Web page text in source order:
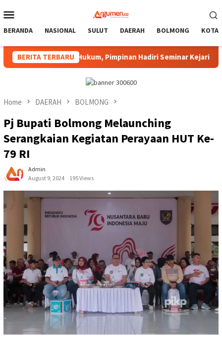
to
Menu
BERANDA NASIONAL SULUT DAERAH BOLMONG
BERITA TERBARU
Hukum, Pimpinan Hadiri Seminar Kejari Kotamobagu
Home DAERAH BOLMONG
Pj Bupati Bolmong Melaunching
Serangkaian Kegiatan Perayaan HUT Ke-
79 RI
Admin
August 9, 2024
195 Views